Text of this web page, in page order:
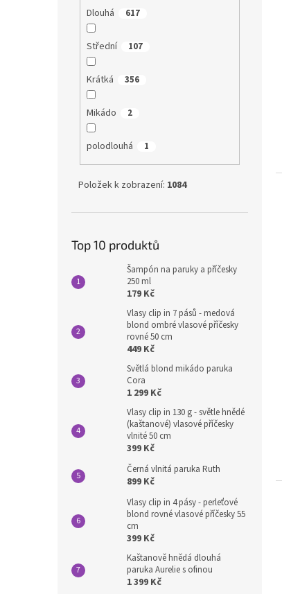
Dlouhá 617
Střední 107
Krátká 356
Mikádo 2
polodlouhá 1
Položek k zobrazení: 1084
Top 10 produktů
Šampón na paruky a příčesky
250 ml
179 Kč
Vlasy clip in 7 pásů - medová
blond ombré vlasové příčesky
rovné 50 cm
449 Kč
Světlá blond mikádo paruka
Cora
1 299 Kč
Vlasy clip in 130 g - světle hnědé
(kaštanové) vlasové příčesky
vlnité 50 cm
399 Kč
Černá vlnitá paruka Ruth
899 Kč
Vlasy clip in 4 pásy - perleťové
blond rovné vlasové příčesky 55
cm
399 Kč
Kaštanově hnědá dlouhá
paruka Aurelie s ofinou
1 399 Kč